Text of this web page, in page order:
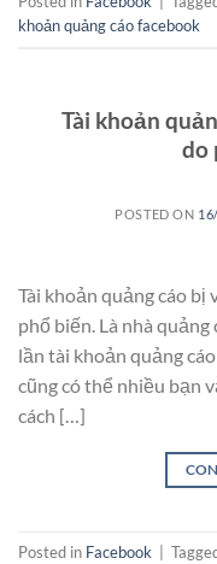
khoản quảng cáo facebook
Tài khoản
do
POSTED ON
Tài khoản quảng cáo
phổ biến. Là nhà
lần tài khoản quảng
cũng có thể nhiều bạn
cách […]
Posted in Facebook